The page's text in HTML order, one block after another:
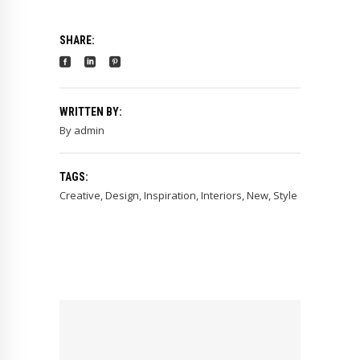
SHARE:
WRITTEN BY:
By admin
TAGS:
Creative,Design,Inspiration,Interiors,New, Style